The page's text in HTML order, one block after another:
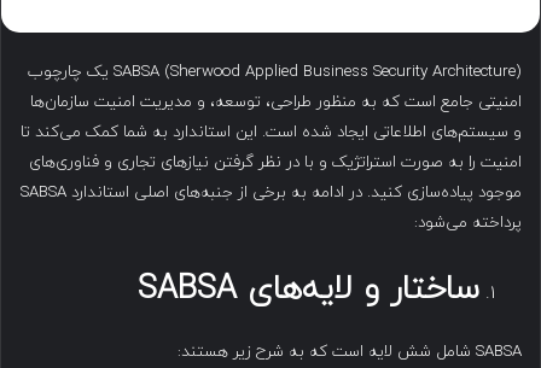
SABSA (Sherwood Applied Business Security Architecture) یک چارچوب
امنیتی جامع است که به منظور طراحی، توسعه، و مدیریت امنیت سازمان‌ها
و سیستم‌های اطلاعاتی ایجاد شده است. این استاندارد به شما کمک می‌کند تا
امنیت را به صورت استراتژیک و با در نظر گرفتن نیازهای تجاری و فناوری‌های
موجود پیاده‌سازی کنید. در ادامه به برخی از جنبه‌های اصلی استاندارد SABSA
پرداخته می‌شود:
ساختار و لایه‌های SABSA
SABSA شامل شش لایه است که به شرح زیر هستند: